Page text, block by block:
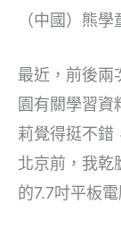
（中國）熊
最近，前後兩
園有關學習資
莉覺得挺不錯
北京前，我
的7.7吋平板電